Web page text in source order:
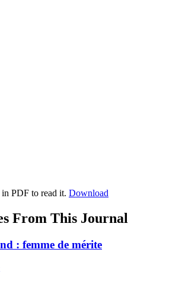
PDF to read it. Download
From This Journal
: femme de mérite